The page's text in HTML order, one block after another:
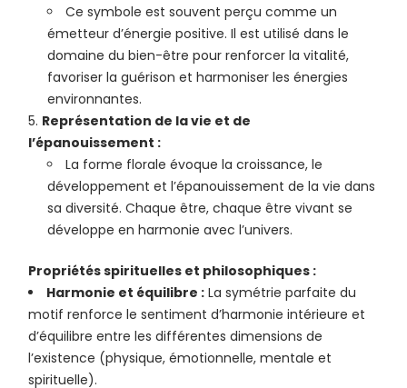
Ce symbole est souvent perçu comme un
émetteur d’énergie positive. Il est utilisé dans le
domaine du bien-être pour renforcer la vitalité,
favoriser la guérison et harmoniser les énergies
environnantes.
Représentation de la vie et de
l’épanouissement :
La forme florale évoque la croissance, le
développement et l’épanouissement de la vie dans
sa diversité. Chaque être, chaque être vivant se
développe en harmonie avec l’univers.
Propriétés spirituelles et philosophiques :
Harmonie et équilibre : La symétrie parfaite du
motif renforce le sentiment d’harmonie intérieure et
d’équilibre entre les différentes dimensions de
l’existence (physique, émotionnelle, mentale et
spirituelle).